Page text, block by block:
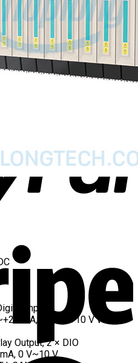
Input
mA, -10 V~+10 V và 0
Output, 2 × DIO
0 V~10 V